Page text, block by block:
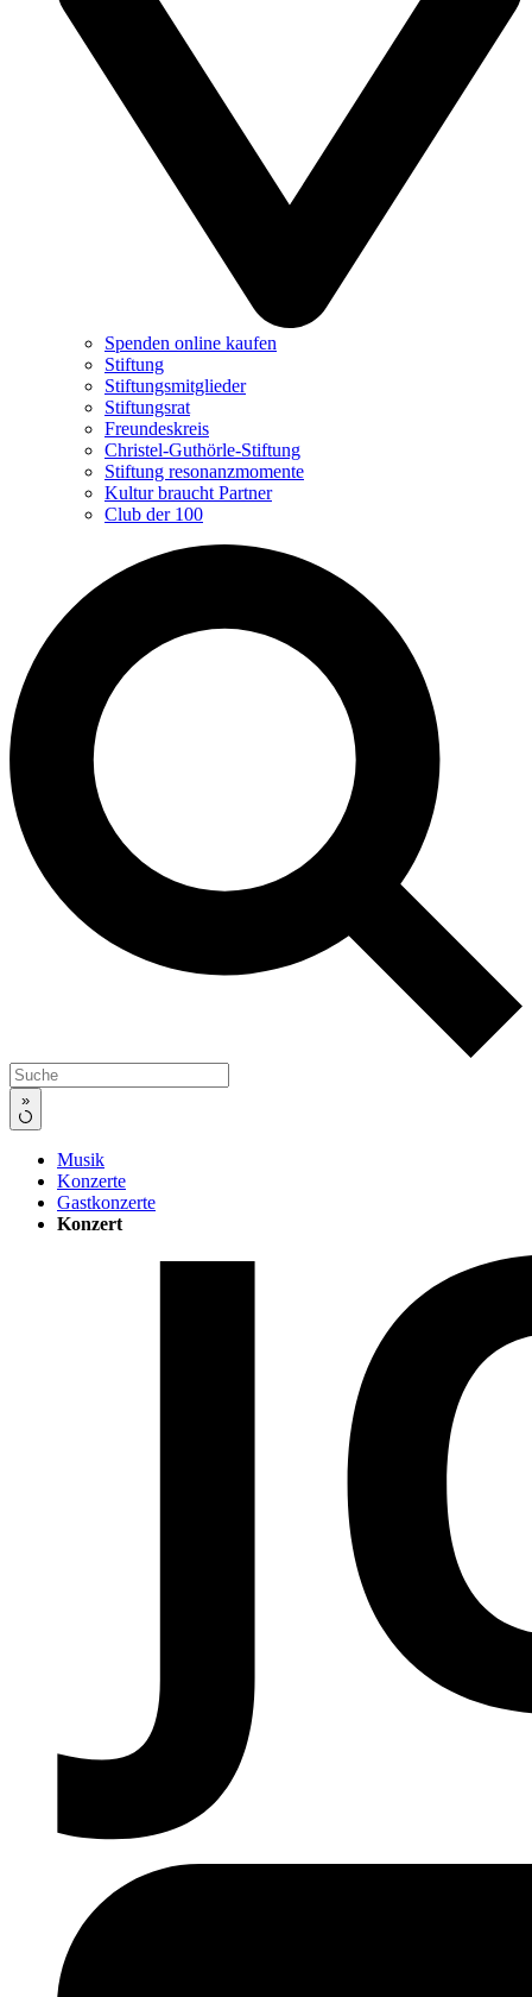
Spenden online kaufen
Stiftung
Stiftungsmitglieder
Stiftungsrat
Freundeskreis
Christel-Guthörle-Stiftung
Stiftung resonanzmomente
Kultur braucht Partner
Club der 100
»
Musik
Konzerte
Gastkonzerte
Konzert